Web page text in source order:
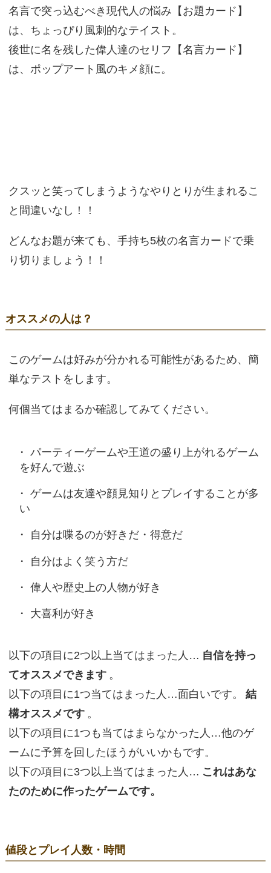
名言で突っ込むべき現代人の悩み【お題カード】
は、ちょっぴり風刺的なテイスト。
後世に名を残した偉人達のセリフ【名言カード】
は、ポップアート風のキメ顔に。
クスッと笑ってしまうようなやりとりが生まれるこ
と間違いなし！！
どんなお題が来ても、手持ち5枚の名言カードで乗
り切りましょう！！
オススメの人は？
このゲームは好みが分かれる可能性があるため、簡
単なテストをします。
何個当てはまるか確認してみてください。
パーティーゲームや王道の盛り上がれるゲーム
を好んで遊ぶ
ゲームは友達や顔見知りとプレイすることが多
い
自分は喋るのが好きだ・得意だ
自分はよく笑う方だ
偉人や歴史上の人物が好き
大喜利が好き
以下の項目に2つ以上当てはまった人… 自信を持っ
てオススメできます 。
以下の項目に1つ当てはまった人…面白いです。
結
構オススメです 。
以下の項目に1つも当てはまらなかった人…他のゲ
ームに予算を回したほうがいいかもです。
以下の項目に3つ以上当てはまった人… これはあな
たのために作ったゲームです。
値段とプレイ人数・時間